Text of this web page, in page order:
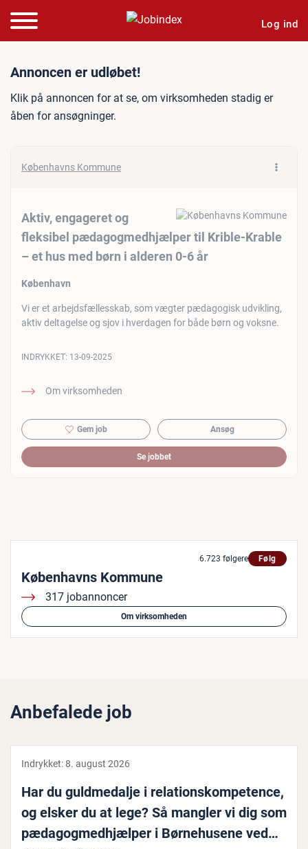
Log ind
Jobannonce: Aktiv,
Annoncen er udløbet!
Klik på annoncen for at se, om virksomheden stadig er
åben for ansøgninger.
Københavns Kommune
Aktiv, engageret og
fleksibel pædagogmedhjælper til Krible-Krable
– et hus med børn i alderen 0-6 år
København
Vi er et arbejdsfællesskab, som vægter pædagogisk udvikling,
aktiv deltagelse og sjov i hverdagen for både børn og voksne.
Om virksomheden
INDRYKKET: 13-09-2025
Gem job Ansøg
Se jobbet
6.723 følgere Følg
Københavns Kommune
317 jobannoncer
Om virksomheden
Anbefalede job
Indrykket:8. august 2026
Har du guld­me­dal­je i re­la­tions­kom­pe­ten­ce,
og elsker du at lege? Så mangler vi dig som
pæ­da­gog­med­hjæl­per i Bør­ne­hu­se­ne ved